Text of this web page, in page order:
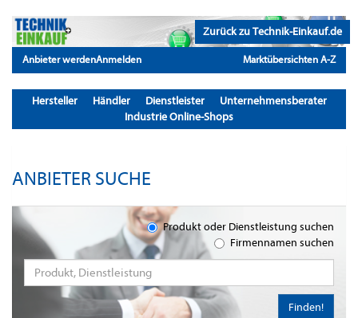
Zurück zu Technik-Einkauf.de
Anbieter werdenAnmelden Marktübersichten A-Z
Hersteller Händler Dienstleister
Unternehmensberater
Industrie Online-Shops
ANBIETER SUCHE
Produkt oder Dienstleistung suchen
Firmennamen suchen
Finden!